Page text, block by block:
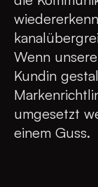
Wenn
Kundin
umgesetzt
einem Guss.